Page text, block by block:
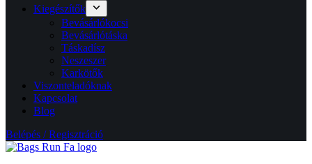
Kiegészítők
Bevásárlókocsi
Bevásárlótáska
Táskadísz
Neszeszer
Karkötők
Viszonteladóknak
Kapcsolat
Blog
Belépés / Regisztráció